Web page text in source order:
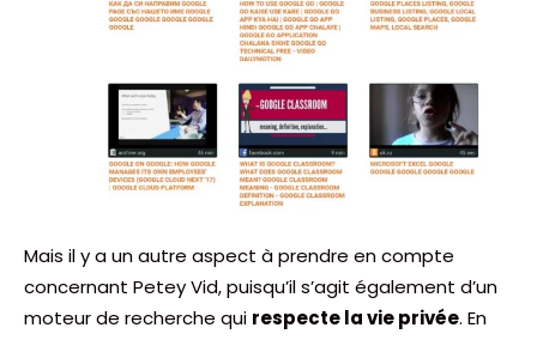
Mais il y a un autre aspect à prendre en compte
concernant Petey Vid, puisqu’il s’agit également d’un
moteur de recherche qui respecte la vie privée. En